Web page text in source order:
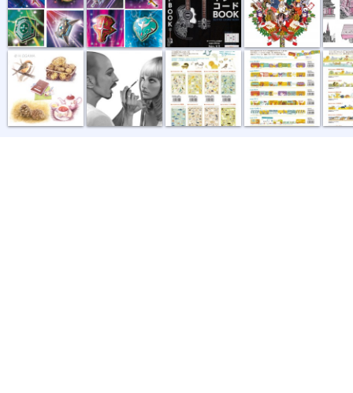
秋の気配 メイク修正化... asamidori「A... asamidori「...